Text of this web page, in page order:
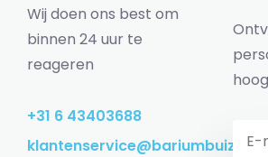
Wij doen ons best om
binnen 24 uur te
reageren
+31 6 43403688